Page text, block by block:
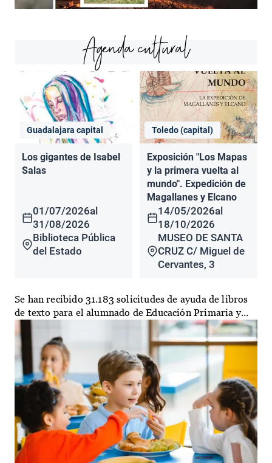
Agenda cultural
Guadalajara capital
Los gigantes de Isabel
Salas
01/07/2026al
31/08/2026
Biblioteca Pública
del Estado
Toledo (capital)
Exposición "Los Mapas
y la primera vuelta al
mundo". Expedición de
Magallanes y Elcano
14/05/2026al
18/10/2026
MUSEO DE SANTA
CRUZ C/ Miguel de
Cervantes, 3
Se han recibido 31.183 solicitudes de ayuda de libros
de texto para el alumnado de Educación Primaria y...